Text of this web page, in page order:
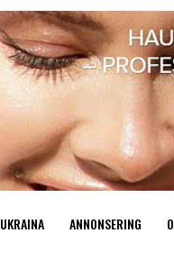
UKRAINA ANNONSERING